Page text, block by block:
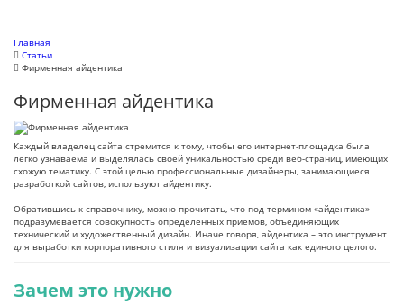
Главная
Cтатьи
Фирменная айдентика
Фирменная айдентика
Каждый владелец сайта стремится к тому, чтобы его интернет-площадка была
легко узнаваема и выделялась своей уникальностью среди веб-страниц, имеющих
схожую тематику. С этой целью профессиональные дизайнеры, занимающиеся
разработкой сайтов, используют айдентику.
Обратившись к справочнику, можно прочитать, что под термином «айдентика»
подразумевается совокупность определенных приемов, объединяющих
технический и художественный дизайн. Иначе говоря, айдентика – это инструмент
для выработки корпоративного стиля и визуализации сайта как единого целого.
Зачем это нужно